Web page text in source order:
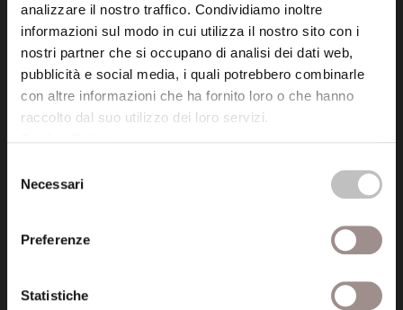
analizzare il nostro traffico. Condividiamo inoltre
informazioni sul modo in cui utilizza il nostro sito con i
nostri partner che si occupano di analisi dei dati web,
pubblicità e social media, i quali potrebbero combinarle
con altre informazioni che ha fornito loro o che hanno
raccolto dal suo utilizzo dei loro servizi.
delNecessari
Preferenze
Statistiche
Fondazione Collegio San Carlo
Via San Carlo 5
41121 Modena (MO)
P.I. 00641060363
fondazionecollegiosancarlo@legalmail.it